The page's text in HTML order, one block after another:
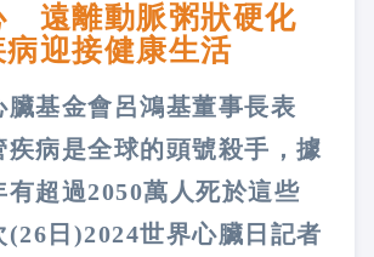
遠離動脈粥狀硬化
迎接健康生活
臟基金會呂鴻基董事長表
疾病是全球的頭號殺手，據
有超過2050萬人死於這些
(26日)2024世界心臟日記者